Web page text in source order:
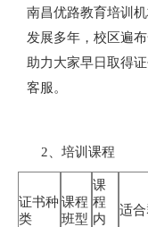
南昌优路教育培训
发展多年，校区遍
助力大家早日取得
客服。
2、培训课程
证书种
类
课程
班型
课
程
内
适